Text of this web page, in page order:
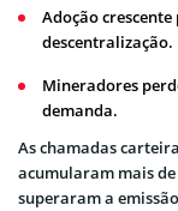
Adoção
descentralização.
Mineradores
demanda.
As chamadas
acumularam mais de
superaram a